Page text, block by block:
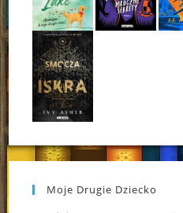
Moje Drugie Dziecko